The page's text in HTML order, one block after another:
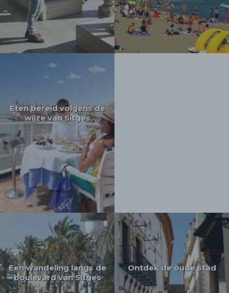
Eten bereid volgens de
wijze van Sitges
Een wandeling langs de
boulevard van Sitges
Ontdek de oude stad